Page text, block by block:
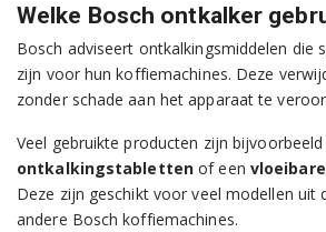
Welke Bosch ontkalker
Bosch adviseert ontkalkingsmiddelen die
zijn voor hun koffiemachines. Deze
zonder schade aan het apparaat te
Veel gebruikte producten zijn bijvoorbeeld
ontkalkingstabletten of een
Deze zijn geschikt voor veel modellen uit
andere Bosch koffiemachines.